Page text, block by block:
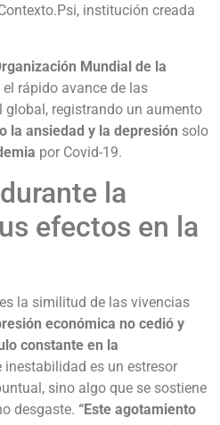
institución creada
Mundial de la
rápido avance de las
registrando un aumento
la ansiedad y la depresión solo
por Covid-19.
la
efectos en la
la similitud de las vivencias
económica no cedió y
constante en la
inestabilidad es un estresor
sino algo que se sostiene
desgaste. “Este agotamiento